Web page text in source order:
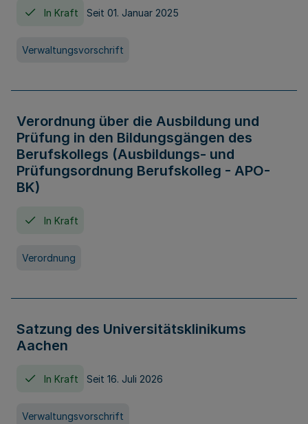
In Kraft Seit 01. Januar 2025
Verwaltungsvorschrift
Verordnung über die Ausbildung und
Prüfung in den Bildungsgängen des
Berufskollegs (Ausbildungs- und
Prüfungsordnung Berufskolleg - APO-
BK)
In Kraft
Verordnung
Satzung des Universitätsklinikums
Aachen
In Kraft Seit 16. Juli 2026
Verwaltungsvorschrift